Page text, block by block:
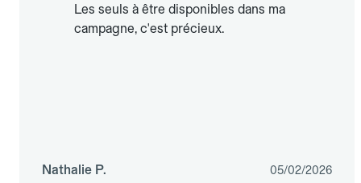
Les seuls à être disponibles dans ma
campagne, c'est précieux.
Nathalie P. 05/02/2026